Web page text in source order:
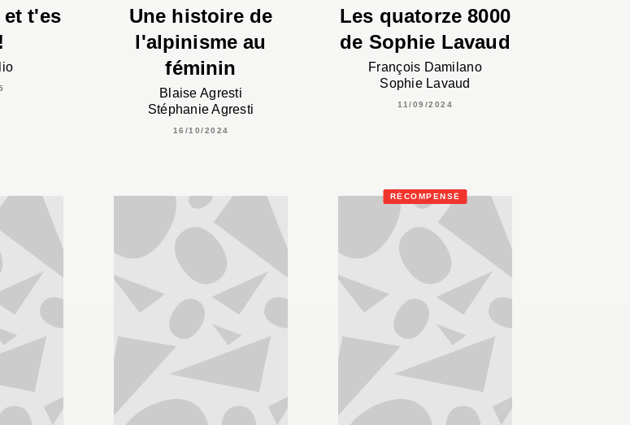
et t'es
Une histoire de
l'alpinisme au
féminin
Blaise Agresti
Stéphanie Agresti
16/10/2024
Les quatorze 8000
de Sophie Lavaud
François Damilano
Sophie Lavaud
11/09/2024
RÉCOMPENSÉ